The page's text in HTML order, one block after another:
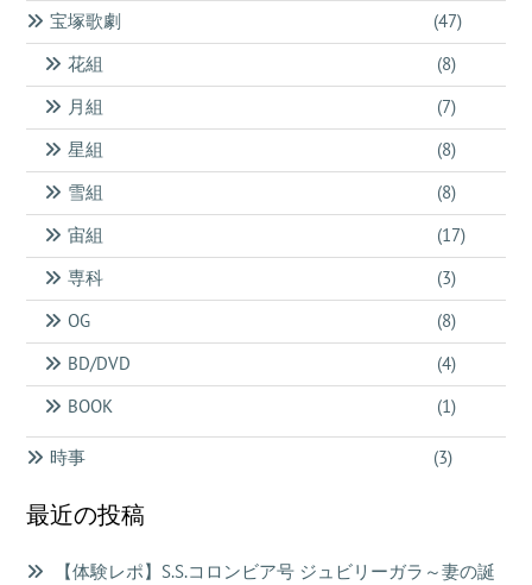
宝塚歌劇
(47)
花組
(8)
月組
(7)
星組
(8)
雪組
(8)
宙組
(17)
専科
(3)
OG
(8)
BD/DVD
(4)
BOOK
(1)
時事 (3)
最近の投稿
【体験レポ】S.S.コロンビア号 ジュビリーガラ～妻の誕